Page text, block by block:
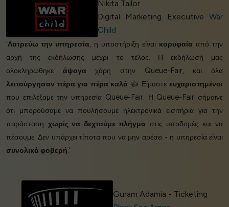
Nikita Tailor
Digital Marketing Executive War
Child
‘Λατρεύω την υπηρεσία, η υποστήριξη είναι κορυφαία από την
αρχή της εκδήλωσης μέχρι το τέλος. Η εκδήλωσή μας
ολοκληρώθηκε άψογα χάρη στην Queue-Fair, και όλα
λειτούργησαν πέρα για πέρα καλά 👍 Είμαστε ευχαριστημένοι
που επιλέξαμε την υπηρεσία Queue-Fair. Η Queue-Fair σήμαινε
ότι μπορούσαμε να πουλήσουμε ηλεκτρονικά εισιτήρια για την
παράσταση χωρίς να δεχτούμε πλήγμα στις υποδομές και να
πέσουμε. Δεν υπάρχει τίποτα που να μην αρέσει - η υπηρεσία είναι
συνολικά φοβερή.’
Guram Adamia - Ticketing